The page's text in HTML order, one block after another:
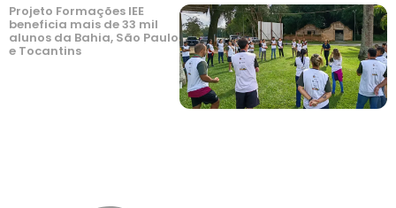
Projeto Formações IEE
beneficia mais de 33 mil
alunos da Bahia, São Paulo
e Tocantins